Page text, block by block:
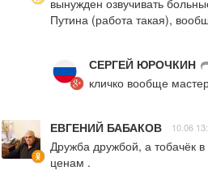
вынужден озвучивать
Путина (работа такая),
СЕРГЕЙ ЮРОЧКИН
кличко вообще
ЕВГЕНИЙ БАБАКОВ 10.06
Дружба дружбой, а тобачёк
ценам .